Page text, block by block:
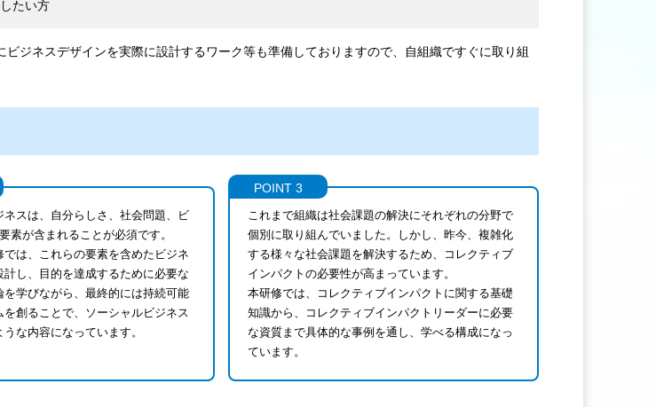
たい方
ジネスデザインを実際に設計するワーク等も準備しておりますので、自組織ですぐに取り組
ネスは、自分らしさ、社会問題、ビ
素が含まれることが必須です。
では、これらの要素を含めたビジネ
計し、目的を達成するために必要な
を学びながら、最終的には持続可能
を創ることで、ソーシャルビジネス
な内容になっています。
POINT 3
これまで組織は社会課題の解決にそれぞれの分野で
個別に取り組んでいました。しかし、昨今、複雑化
する様々な社会課題を解決するため、コレクティブ
インパクトの必要性が高まっています。
本研修では、コレクティブインパクトに関する基礎
知識から、コレクティブインパクトリーダーに必要
な資質まで具体的な事例を通し、学べる構成になっ
ています。